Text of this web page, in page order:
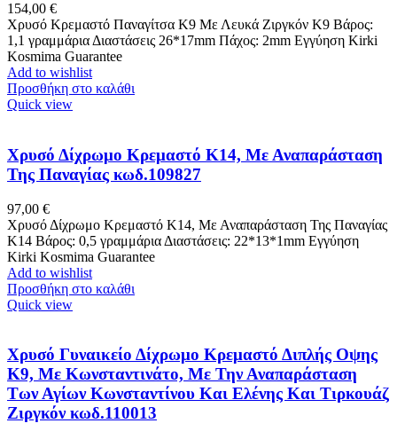
154,00 €
Χρυσό Κρεμαστό Παναγίτσα K9 Με Λευκά Ζιργκόν Κ9 Βάρος:
1,1 γραμμάρια Διαστάσεις 26*17mm Πάχος: 2mm Εγγύηση Kirki
Kosmima Guarantee
Add to wishlist
Προσθήκη στο καλάθι
Quick view
Χρυσό Δίχρωμο Κρεμαστό K14, Με Αναπαράσταση
Της Παναγίας κωδ.109827
97,00 €
Χρυσό Δίχρωμο Κρεμαστό K14, Με Αναπαράσταση Της Παναγίας
Κ14 Βάρος: 0,5 γραμμάρια Διαστάσεις: 22*13*1mm Εγγύηση
Kirki Kosmima Guarantee
Add to wishlist
Προσθήκη στο καλάθι
Quick view
Χρυσό Γυναικείο Δίχρωμο Κρεμαστό Διπλής Οψης
K9, Με Κωνσταντινάτο, Με Την Αναπαράσταση
Των Αγίων Κωνσταντίνου Και Ελένης Και Τιρκουάζ
Ζιργκόν κωδ.110013